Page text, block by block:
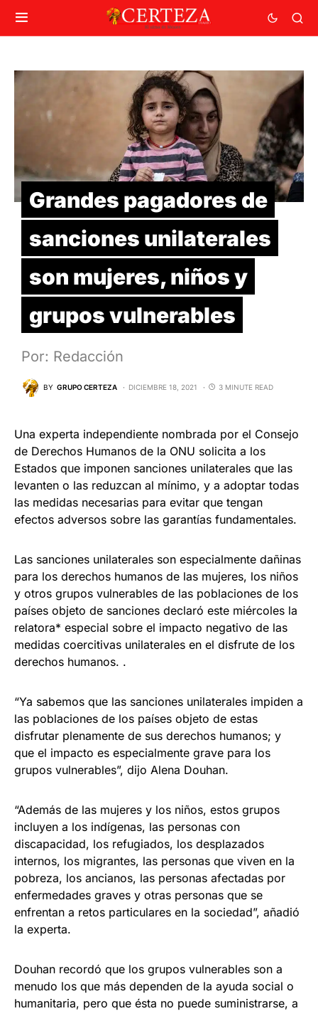
Grandes pagadores de
sanciones unilaterales
son mujeres, niños y
grupos vulnerables
Por: Redacción
BY GRUPO CERTEZA DICIEMBRE 18, 2021 3 MINUTE READ
Una experta independiente nombrada por el Consejo
de Derechos Humanos de la ONU solicita a los
Estados que imponen sanciones unilaterales que las
levanten o las reduzcan al mínimo, y a adoptar todas
las medidas necesarias para evitar que tengan
efectos adversos sobre las garantías fundamentales.
Las sanciones unilaterales son especialmente dañinas
para los derechos humanos de las mujeres, los niños
y otros grupos vulnerables de las poblaciones de los
países objeto de sanciones declaró este miércoles la
relatora* especial sobre el impacto negativo de las
medidas coercitivas unilaterales en el disfrute de los
derechos humanos. .
“Ya sabemos que las sanciones unilaterales impiden a
las poblaciones de los países objeto de estas
disfrutar plenamente de sus derechos humanos; y
que el impacto es especialmente grave para los
grupos vulnerables”, dijo Alena Douhan.
“Además de las mujeres y los niños, estos grupos
incluyen a los indígenas, las personas con
discapacidad, los refugiados, los desplazados
internos, los migrantes, las personas que viven en la
pobreza, los ancianos, las personas afectadas por
enfermedades graves y otras personas que se
enfrentan a retos particulares en la sociedad”, añadió
la experta.
Douhan recordó que los grupos vulnerables son a
menudo los que más dependen de la ayuda social o
humanitaria, pero que ésta no puede suministrarse, a